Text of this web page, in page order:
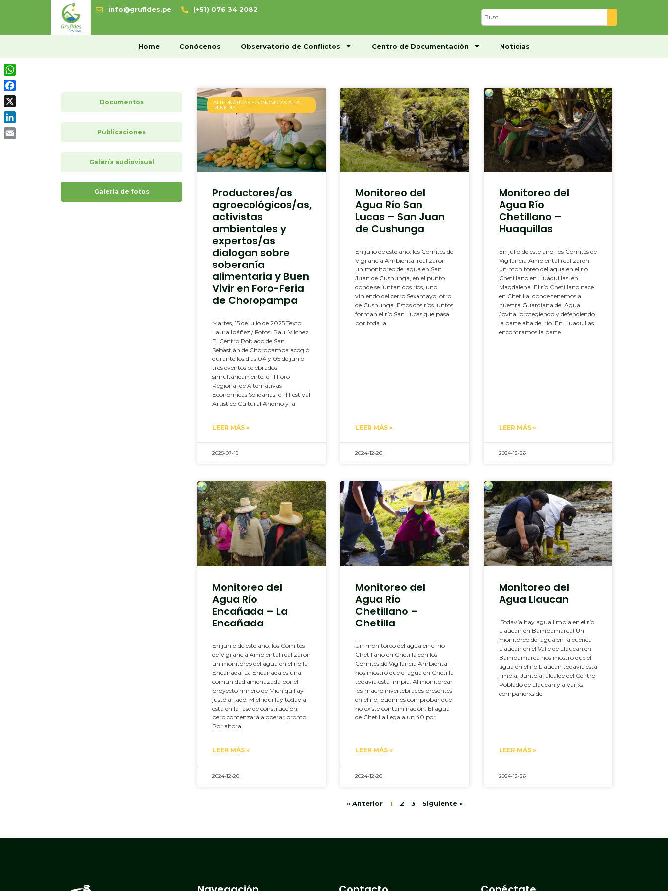
info@grufides.pe (+51) 076 34 2082
Home Conócenos Observatorio de Conflictos Centro de Documentación Noticias
Home Conócenos Centro de Documentación Noticias
Documentos
Publicaciones
Galería audiovisual
Galería de fotos
ALTERNATIVAS ECONOMICAS A LA
MINERIA
Productores/as
agroecológicos/as,
activistas
ambientales y
expertos/as
dialogan sobre
soberanía
alimentaria y Buen
Vivir en Foro-Feria
de Choropampa
Martes, 15 de julio de 2025 Texto:
Laura Ibáñez / Fotos: Paul Vilchez
El Centro Poblado de San
Sebastián de Choropampa acogió
durante los días 04 y 05 de junio
tres eventos celebrados
simultáneamente: el II Foro
Regional de Alternativas
Económicas Solidarias, el II Festival
Artístico Cultural Andino y la
LEER MÁS »
2025-07-15
Monitoreo del
Agua Río San
Lucas – San Juan
de Cushunga
En julio de este año, los Comités de
Vigilancia Ambiental realizaron
un monitoreo del agua en San
Juan de Cushunga, en el punto
donde se juntan dos ríos, uno
viniendo del cerro Sexamayo, otro
de Cushunga. Estos dos ríos juntos
forman el río San Lucas que pasa
por toda la
LEER MÁS »
2024-12-26
Monitoreo del
Agua Río
Chetillano –
Huaquillas
En julio de este año, los Comités de
Vigilancia Ambiental realizaron
un monitoreo del agua en el río
Chetillano en Huaquillas, en
Magdalena. El río Chetillano nace
en Chetilla, donde tenemos a
nuestra Guardiana del Agua
Jovita, protegiendo y defendiendo
la parte alta del río. En Huaquillas
encontramos la parte
LEER MÁS »
2024-12-26
Monitoreo del
Agua Río
Encañada – La
Encañada
En junio de este año, los Comités
de Vigilancia Ambiental realizaron
un monitoreo del agua en el río la
Encañada. La Encañada es una
comunidad amenazada por el
proyecto minero de Michiquillay
justo al lado. Michiquillay todavía
está en la fase de construcción,
pero comenzará a operar pronto.
Por ahora,
LEER MÁS »
2024-12-26
Monitoreo del
Agua Río
Chetillano –
Chetilla
Un monitoreo del agua en el río
Chetillano en Chetilla con los
Comités de Vigilancia Ambiental
nos mostró que el agua en Chetilla
todavía está limpia. Al monitorear
los macro invertebrados presentes
en el río, pudimos comprobar que
no existe contaminación. El agua
de Chetilla llega a un 40 por
LEER MÁS »
2024-12-26
Monitoreo del
Agua Llaucan
¡Todavía hay agua limpia en el río
Llaucan en Bambamarca! Un
monitoreo del agua en la cuenca
Llaucan en el Valle de Llaucan en
Bambamarca nos mostró que el
agua en el río Llaucan todavía está
limpia. Junto al alcalde del Centro
Poblado de Llaucan y a varixs
compañerxs de
LEER MÁS »
2024-12-26
« Anterior 1 2 3 Siguiente »
WhatsApp
Facebook
X
LinkedIn